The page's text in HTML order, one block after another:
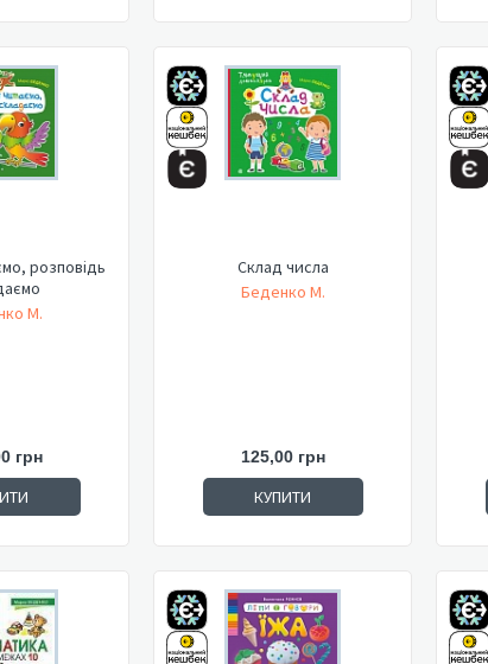
розповідь
М.
грн
Склад числа
Беденко М.
125,00 грн
КУПИТИ